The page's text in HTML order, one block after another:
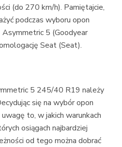
(do 270 km/h). Pamiętajcie,
podczas wyboru opon
5 (Goodyear
Seat (Seat).
5 245/40 R19 należy
się na wybór opon
to, w jakich warunkach
osiągach najbardziej
od tego można dobrać